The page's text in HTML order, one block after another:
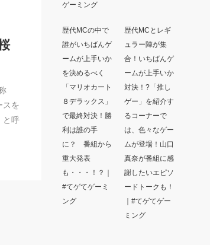
スを
と呼
ゲーミング
歴代MCの中で
誰がいちばんゲ
ームが上手いか
を決めるべく
「マリオカート
８デラックス」
で最終対決！勝
利は誰の手
に？ 番組から
重大発表
も・・・！？｜
#てゲてゲーミ
ング
歴代MCとレギ
ュラー陣が集
合！いちばんゲ
ームが上手いか
対決！?「推し
ゲー」を紹介す
るコーナーで
は、色々なゲー
ムが登場！山口
真奈が番組に感
謝したいエピソ
ードトークも！
｜#てゲてゲー
ミング